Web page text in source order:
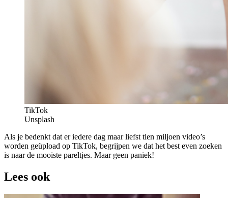
TikTok
Unsplash
Als je bedenkt dat er iedere dag maar liefst tien miljoen video’s
worden geüpload​ op TikTok, begrijpen we dat het best even zoeken
is naar de mooiste pareltjes. Maar geen paniek!
Lees ook